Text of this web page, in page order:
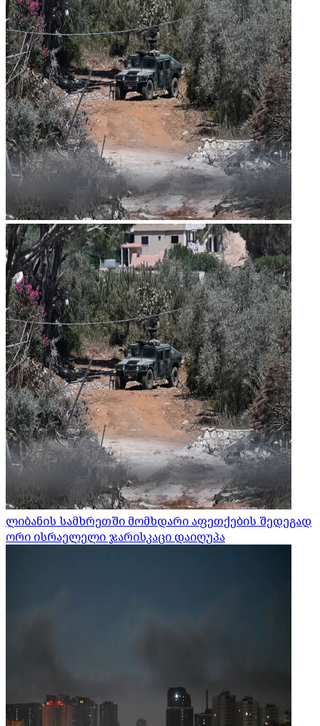
ლიბანის სამხრეთში მომხდარი აფეთქების შედეგად
ორი ისრაელელი ჯარისკაცი დაიღუპა